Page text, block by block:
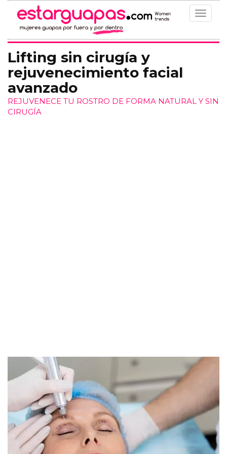
Toggle
Lifting sin cirugía y
rejuvenecimiento facial
avanzado
REJUVENECE TU ROSTRO DE FORMA NATURAL Y SIN
CIRUGÍA